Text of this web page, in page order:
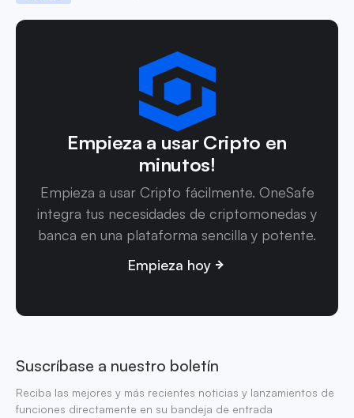
Empieza a usar Cripto en
minutos!
Empieza a usar Cripto fácilmente. OneSafe
integra tus necesidades de criptomonedas y
banca en una plataforma sencilla y potente.
Empieza hoy
Suscríbase a nuestro boletín
Reciba las mejores y más recientes noticias y lanzamientos de
funciones directamente en su bandeja de entrada